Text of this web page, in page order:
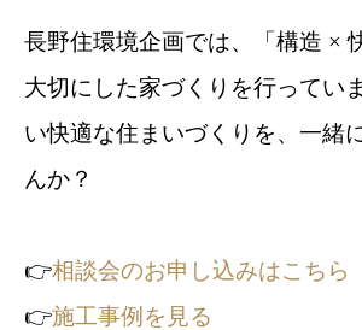
長野住環境企画では、「構造 ×
大切にした家づくりを行ってい
い快適な住まいづくりを、一緒
んか？
👉相談会のお申し込みはこちら
👉施工事例を見る